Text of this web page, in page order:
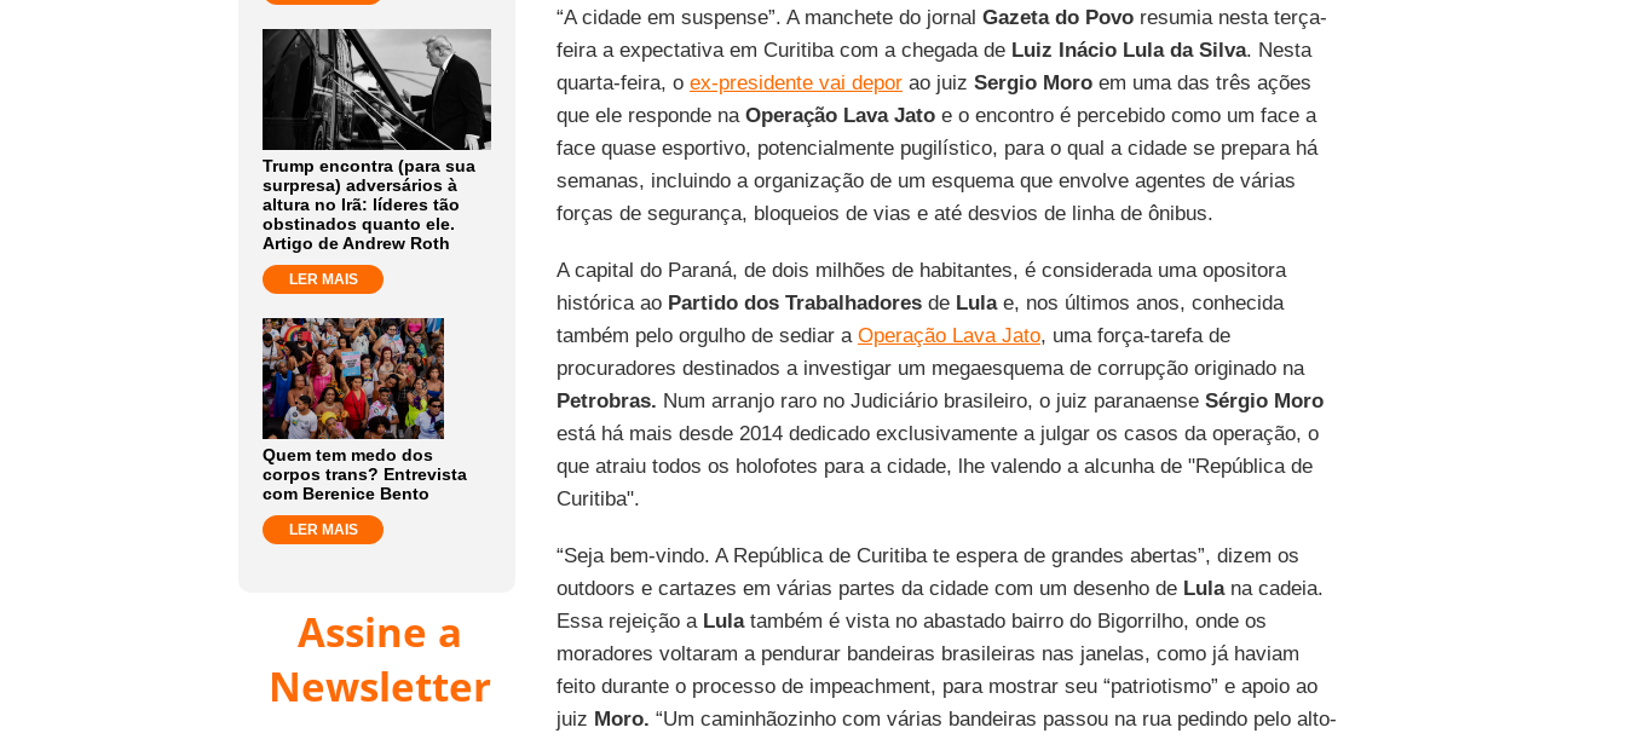
Trump encontra (para sua
surpresa) adversários à
altura no Irã: líderes tão
obstinados quanto ele.
Artigo de Andrew Roth
LER MAIS
Quem tem medo dos
corpos trans? Entrevista
com Berenice Bento
LER MAIS
Assine a
Newsletter
“A cidade em suspense”. A manchete do jornal Gazeta do Povoresumia nesta terça-
feira a expectativa em Curitiba com a chegada de Luiz Inácio Lula da Silva. Nesta
quarta-feira, o ex-presidente vai deporao juiz Sergio Moroem uma das três ações
que ele responde na Operação Lava Jatoe o encontro é percebido como um face a
face quase esportivo, potencialmente pugilístico, para o qual a cidade se prepara há
semanas, incluindo a organização de um esquema que envolve agentes de várias
forças de segurança, bloqueios de vias e até desvios de linha de ônibus.
A capital do Paraná, de dois milhões de habitantes, é considerada uma opositora
histórica ao Partido dos Trabalhadoresde Lulae, nos últimos anos, conhecida
também pelo orgulho de sediar a Operação Lava Jato, uma força-tarefa de
procuradores destinados a investigar um megaesquema de corrupção originado na
Petrobras. Num arranjo raro no Judiciário brasileiro, o juiz paranaense Sérgio Moro
está há mais desde 2014 dedicado exclusivamente a julgar os casos da operação, o
que atraiu todos os holofotes para a cidade, lhe valendo a alcunha de "República de
Curitiba".
“Seja bem-vindo. A República de Curitiba te espera de grandes abertas”, dizem os
outdoors e cartazes em várias partes da cidade com um desenho de Lulana cadeia.
Essa rejeição a Lulatambém é vista no abastado bairro do Bigorrilho, onde os
moradores voltaram a pendurar bandeiras brasileiras nas janelas, como já haviam
feito durante o processo de impeachment, para mostrar seu “patriotismo” e apoio ao
juiz Moro. “Um caminhãozinho com várias bandeiras passou na rua pedindo pelo alto-